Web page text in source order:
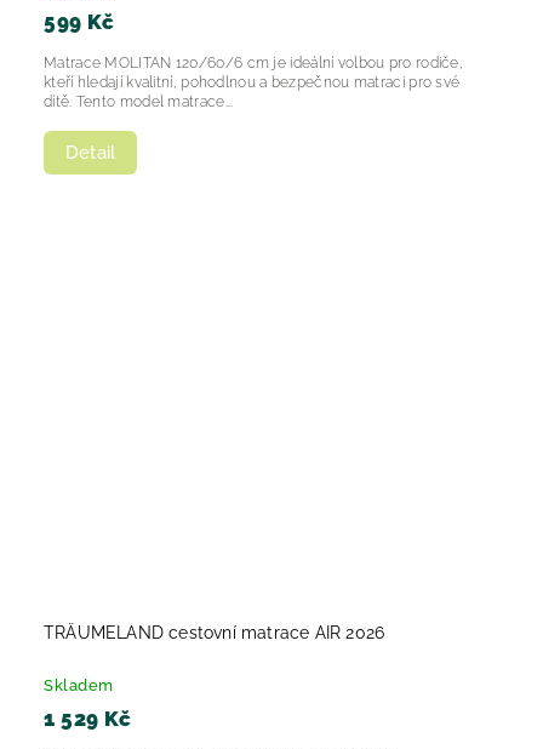
599 Kč
Detail
Matrace MOLITAN 120/60/6 cm je ideální volbou pro rodiče,
kteří hledají kvalitní, pohodlnou a bezpečnou matraci pro své
dítě. Tento model matrace...
TRÄUMELAND cestovní matrace AIR 2026
Skladem
1 529 Kč